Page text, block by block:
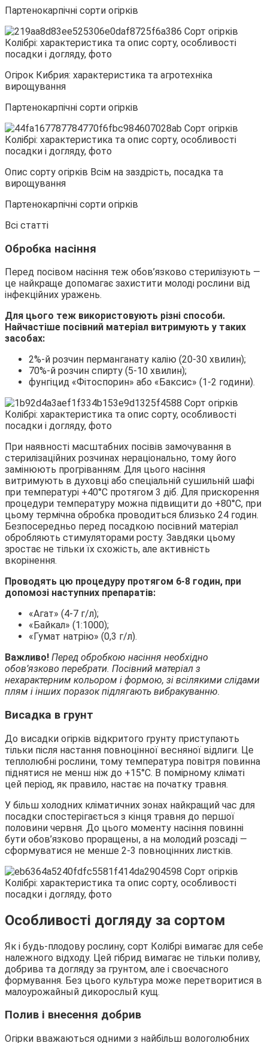
Партенокарпічні сорти огірків
Огірок Кибрия: характеристика та агротехніка
вирощування
Партенокарпічні сорти огірків
Опис сорту огірків Всім на заздрість, посадка та
вирощування
Партенокарпічні сорти огірків
Всі статті
Обробка насіння
Перед посівом насіння теж обов’язково стерилізують —
це найкраще допомагає захистити молоді рослини від
інфекційних уражень.
Для цього теж використовують різні способи.
Найчастіше посівний матеріал витримують у таких
засобах:
2%-й розчин перманганату калію (20-30 хвилин);
70%-й розчин спирту (5-10 хвилин);
фунгіцид «Фітоспорин» або «Баксис» (1-2 години).
При наявності масштабних посівів замочування в
стерилізаційних розчинах нераціонально, тому його
замінюють прогріванням. Для цього насіння
витримують в духовці або спеціальній сушильній шафі
при температурі +40°С протягом 3 діб. Для прискорення
процедури температуру можна підвищити до +80°С, при
цьому термічна обробка проводиться близько 24 годин.
Безпосередньо перед посадкою посівний матеріал
обробляють стимуляторами росту. Завдяки цьому
зростає не тільки їх схожість, але активність
вкорінення.
Проводять цю процедуру протягом 6-8 годин, при
допомозі наступних препаратів:
«Агат» (4-7 г/л);
«Байкал» (1:1000);
«Гумат натрію» (0,3 г/л).
Важливо! Перед обробкою насіння необхідно
обов’язково перебрати. Посівний матеріал з
нехарактерним кольором і формою, зі всілякими слідами
плям і інших поразок підлягають вибракуванню.
Висадка в грунт
До висадки огірків відкритого грунту приступають
тільки після настання повноцінної весняної відлиги. Це
теплолюбні рослини, тому температура повітря повинна
піднятися не менш ніж до +15°С. В помірному кліматі
цей період, як правило, настає на початку травня.
У більш холодних кліматичних зонах найкращий час для
посадки спостерігається з кінця травня до першої
половини червня. До цього моменту насіння повинні
бути обов’язково проращены, а на молодий розсаді —
сформуватися не менше 2-3 повноцінних листків.
Особливості догляду за сортом
Як і будь-плодову рослину, сорт Колібрі вимагає для себе
належного відходу. Цей гібрид вимагає не тільки поливу,
добрива та догляду за грунтом, але і своєчасного
формування. Без цього культура може перетворитися в
малоурожайный дикорослый кущ.
Полив і внесення добрив
Огірки вважаються одними з найбільш вологолюбних